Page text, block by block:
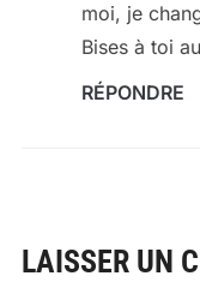
moi, je
Bises à toi
RÉPONDRE
LAISSER UN